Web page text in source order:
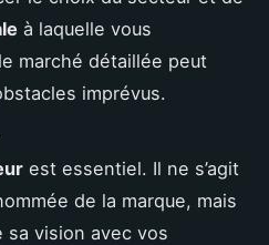
à laquelle vous
marché détaillée peut
imprévus.
est essentiel. Il ne s’agit
de la marque, mais
sa vision avec vos